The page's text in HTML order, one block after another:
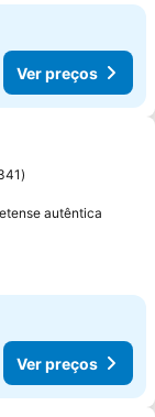
Ver preços
favoritos
autêntica
Ver preços